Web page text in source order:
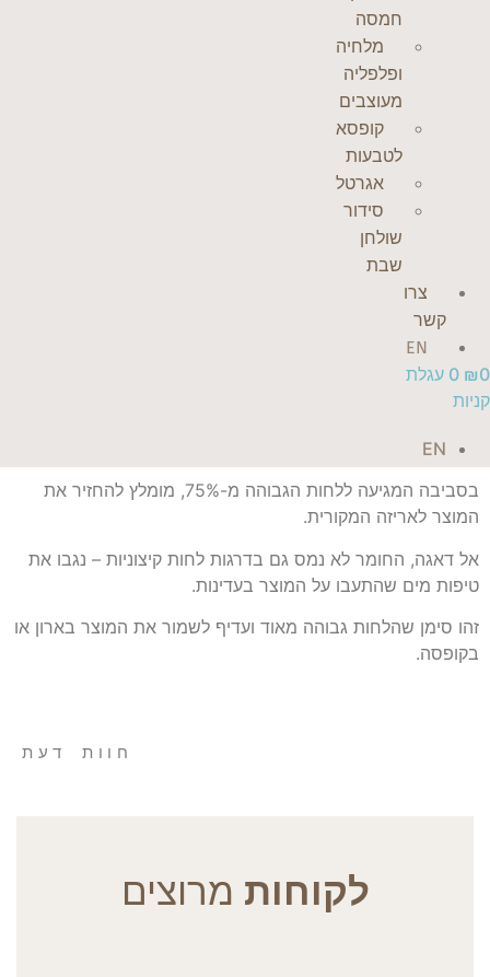
חמסה
מלחיה
ופלפליה
מעוצבים
קופסא
לטבעות
אגרטל
סידור
שולחן
שבת
צרו
קשר
EN
₪0
0 עגלת
קניות
EN
בסביבה המגיעה ללחות הגבוהה מ-75%, מומלץ להחזיר את
המוצר לאריזה המקורית.
אל דאגה, החומר לא נמס גם בדרגות לחות קיצוניות – נגבו את
טיפות מים שהתעבו על המוצר בעדינות.
זהו סימן שהלחות גבוהה מאוד ועדיף לשמור את המוצר בארון או
בקופסה.
חוות דעת
לקוחות מרוצים